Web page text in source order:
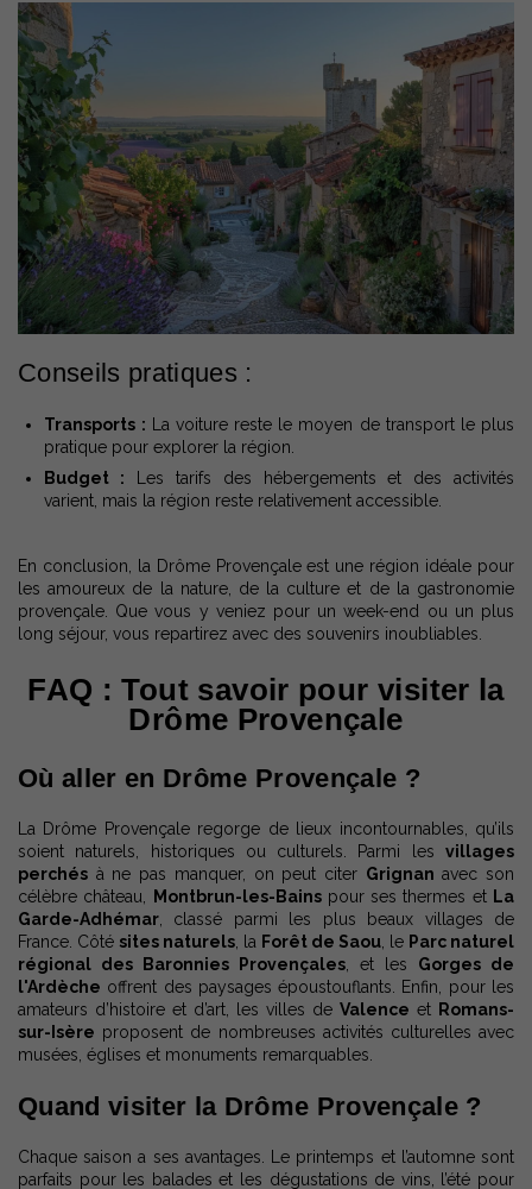
Conseils pratiques :
Transports : La voiture reste le moyen de transport le plus
pratique pour explorer la région.
Budget : Les tarifs des hébergements et des activités
varient, mais la région reste relativement accessible.
En conclusion, la Drôme Provençale est une région idéale pour
les amoureux de la nature, de la culture et de la gastronomie
provençale. Que vous y veniez pour un week-end ou un plus
long séjour, vous repartirez avec des souvenirs inoubliables.
FAQ : Tout savoir pour visiter la
Drôme Provençale
Où aller en Drôme Provençale ?
La Drôme Provençale regorge de lieux incontournables, qu’ils
soient naturels, historiques ou culturels. Parmi les villages
perchés à ne pas manquer, on peut citer Grignan avec son
célèbre château,
Montbrun-les-Bainspour ses thermes et La
Garde-Adhémar , classé parmi les plus beaux villages de
France. Côté sites naturels , la Forêt de Saou , le Parc naturel
régional des Baronnies Provençales , et les Gorges de
l'Ardèche offrent des paysages époustouflants. Enfin, pour les
amateurs d’histoire et d’art, les villes de Valence et Romans-
sur-Isère proposent de nombreuses activités culturelles avec
musées, églises et monuments remarquables.
Quand visiter la Drôme Provençale ?
Chaque saison a ses avantages. Le printemps et l’automne sont
parfaits pour les balades et les dégustations de vins, l’été pour